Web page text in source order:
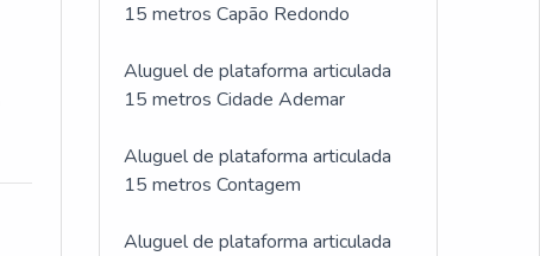
15 metros Capão Redondo
Aluguel de plataforma articulada
15 metros Cidade Ademar
Aluguel de plataforma articulada
15 metros Contagem
Aluguel de plataforma articulada